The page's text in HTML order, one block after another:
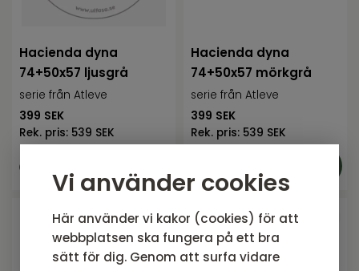
Vi använder cookies
Här använder vi kakor (cookies) för att
webbplatsen ska fungera på ett bra
sätt för dig. Genom att surfa vidare
Hacienda dyna
74+50x57 ljusgrå
serie från Atleve
399 SEK
Rek. pris: 539 SEK
Hacienda dyna
74+50x57 mörkgrå
serie från Atleve
399 SEK
Rek. pris: 539 SEK